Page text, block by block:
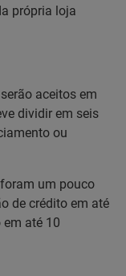
própria loja
aceitos em
dividir em seis
ou
um pouco
de crédito em até
até 10